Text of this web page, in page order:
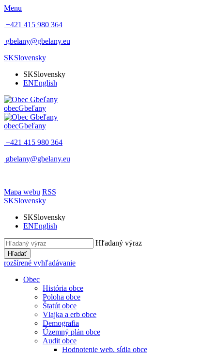
Menu
+421 415 980 364
gbelany@gbelany.eu
SKSlovensky
SKSlovensky
ENEnglish
obecGbeľany
obecGbeľany
+421 415 980 364
gbelany@gbelany.eu
Mapa webu RSS
SKSlovensky
SKSlovensky
ENEnglish
Hľadaný výraz
Hľadať
rozšírené vyhľadávanie
Obec
História obce
Poloha obce
Štatút obce
Vlajka a erb obce
Demografia
Územný plán obce
Audit obce
Hodnotenie web. sídla obce